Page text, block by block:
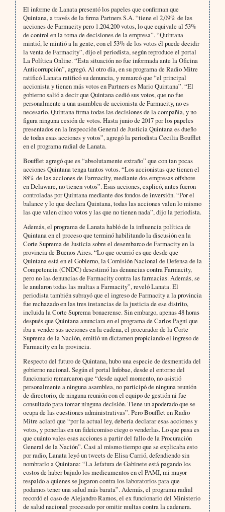
El informe de Lanata presentó los papeles que confirman que
Quintana, a través de la firma Partners S.A. “tiene el 2,09% de las
acciones de Farmacity pero 1.204.200 votos, lo que equivale al 53%
de control en la toma de decisiones de la empresa”. “Quintana
mintió, le mintió a la gente, con el 53% de los votos él puede decidir
la venta de Farmacity”, dijo el periodista, según reproduce el portal
La Política Online. “Esta situación no fue informada ante la Oficina
Anticorrupción”, agregó. Al otro día, en su programa de Radio Mitre
ratificó Lanata ratificó su denuncia, y remarcó que “el principal
accionista y tienen más votos en Partners es Mario Quintana”. “El
gobierno salió a decir que Quintana cedió sus votos, que no fue
personalmente a una asamblea de accionista de Farmacity, no es
necesario. Quintana firma todas las decisiones de la compañía, y no
figura ninguna cesión de votos. Hasta junio de 2017 por los papeles
presentados en la Inspección General de Justicia Quintana es dueño
de todas esas acciones y votos”, agregó la periodista Cecilia Boufflet
en el programa radial de Lanata.
Boufflet agregó que es “absolutamente extraño” que con tan pocas
acciones Quintana tenga tantos votos. “Los accionistas que tienen el
88% de las acciones de Farmacity, mediante dos empresas offshore
en Delaware, no tienen votos”. Esas acciones, explicó, antes fueron
controladas por Quintana mediante dos fondos de inversión. “Por el
balance y lo que declara Quintana, todas las acciones valen lo mismo
las que valen cinco votos y las que no tienen nada”, dijo la periodista.
Además, el programa de Lanata habló de la influencia política de
Quintana en el proceso que terminó habilitando la discusión en la
Corte Suprema de Justicia sobre el desembarco de Farmacity en la
provincia de Buenos Aires. “Lo que ocurrió es que desde que
Quintana está en el Gobierno, la Comisión Nacional de Defensa de la
Competencia (CNDC) desestimó las denuncias contra Farmacity,
pero no las denuncias de Farmacity contra las farmacias. Además, se
le anularon todas las multas a Farmacity”, reveló Lanata. El
periodista también subrayó que el ingreso de Farmacity a la provincia
fue rechazado en las tres instancias de la justicia de ese distrito,
incluida la Corte Suprema bonaerense. Sin embargo, apenas 48 horas
después que Quintana anunciara en el programa de Carlos Pagni que
iba a vender sus acciones en la cadena, el procurador de la Corte
Suprema de la Nación, emitió un dictamen propiciando el ingreso de
Farmacity en la provincia.
Respecto del futuro de Quintana, hubo una especie de desmentida del
gobierno nacional. Según el portal Infobae, desde el entorno del
funcionario remarcaron que “desde aquel momento, no asistió
personalmente a ninguna asamblea, no participó de ninguna reunión
de directorio, de ninguna reunión con el equipo de gestión ni fue
consultado para tomar ninguna decisión. Tiene un apoderado que se
ocupa de las cuestiones administrativas”. Pero Boufflet en Radio
Mitre aclaró que “por la actual ley, debería declarar esas acciones y
votos, y ponerlas en un fideicomiso ciego o venderlas. Lo que pasa es
que cuánto vales esas acciones a partir del fallo de la Procuración
General de la Nación”. Casi al mismo tiempo que se explicaba esto
por radio, Lanata leyó un tweets de Elisa Carrió, defendiendo sin
nombrarlo a Quintana: “La Jefatura de Gabinete está pagando los
costos de haber bajado los medicamentos en el PAMI, mi mayor
respaldo a quienes se jugaron contra los laboratorios para que
podamos tener una salud más barata”. Además, el programa radial
recordó el caso de Alejandro Ramos, el ex funcionario del Ministerio
de salud nacional procesado por omitir multas contra la cadenera.